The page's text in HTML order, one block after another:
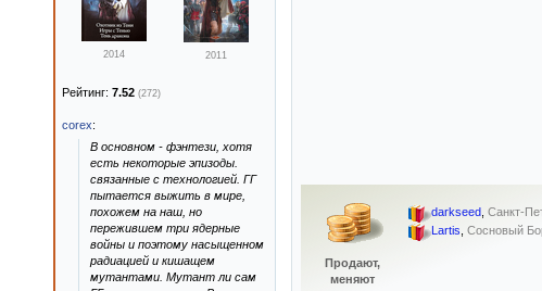
Продают,
меняют
darkseed, Санкт-
Lartis, Сосновый
2014 2011
Рейтинг: 7.52 (272)
corex:
В основном - фэнтези, хотя
есть некоторые эпизоды.
связанные с технологией. ГГ
пытается выжить в мире,
похожем на наш, но
пережившем три ядерные
войны и поэтому насыщенном
радиацией и кишащем
мутантами. Мутант ли сам